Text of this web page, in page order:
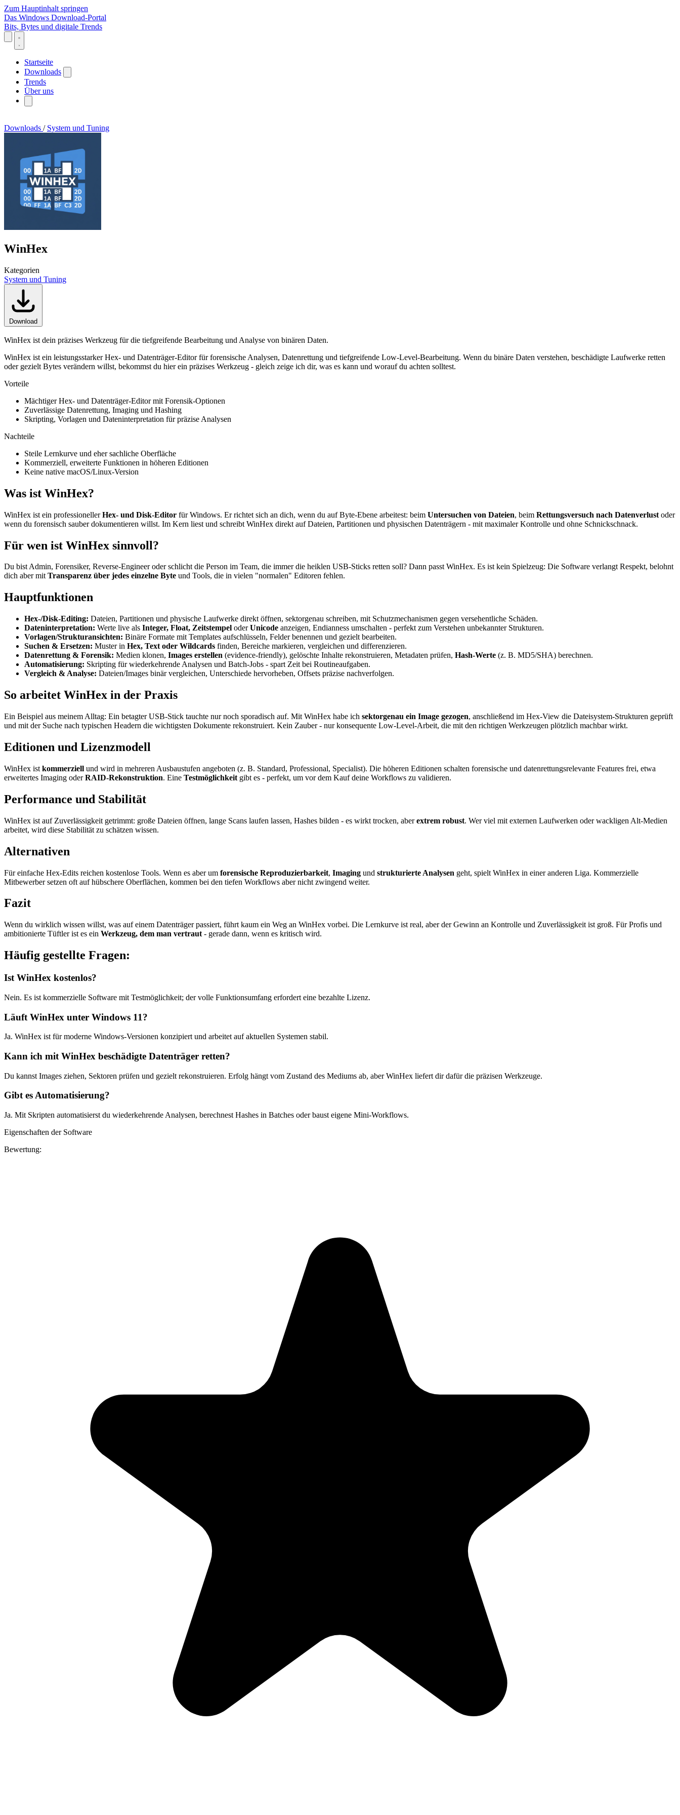
Zum Hauptinhalt springen
Das Windows Download-Portal
Bits, Bytes und digitale Trends
Startseite
Downloads
Trends
Über uns
Downloads / System und Tuning
WinHex
Kategorien
System und Tuning
Download
WinHex ist dein präzises Werkzeug für die tiefgreifende Bearbeitung und Analyse von binären Daten.
WinHex ist ein leistungsstarker Hex- und Datenträger-Editor für forensische Analysen, Datenrettung und tiefgreifende Low-Level-Bearbeitung. Wenn du binäre Daten verstehen, beschädigte Laufwerke retten
oder gezielt Bytes verändern willst, bekommst du hier ein präzises Werkzeug - gleich zeige ich dir, was es kann und worauf du achten solltest.
Vorteile
Mächtiger Hex- und Datenträger-Editor mit Forensik-Optionen
Zuverlässige Datenrettung, Imaging und Hashing
Skripting, Vorlagen und Dateninterpretation für präzise Analysen
Nachteile
Steile Lernkurve und eher sachliche Oberfläche
Kommerziell, erweiterte Funktionen in höheren Editionen
Keine native macOS/Linux-Version
Was ist WinHex?
WinHex ist ein professionellerHex- und Disk-Editor für Windows. Er richtet sich an dich, wenn du auf Byte-Ebene arbeitest: beim Untersuchen von Dateien, beim Rettungsversuch nach Datenverlust oder
wenn du forensisch sauber dokumentieren willst. Im Kern liest und schreibt WinHex direkt auf Dateien, Partitionen und physischen Datenträgern - mit maximaler Kontrolle und ohne Schnickschnack.
Für wen ist WinHex sinnvoll?
Du bist Admin, Forensiker, Reverse-Engineer oder schlicht die Person im Team, die immer die heiklen USB-Sticks retten soll? Dann passt WinHex. Es ist kein Spielzeug: Die Software verlangt Respekt, belohnt
dich aber mitTransparenz über jedes einzelne Byte und Tools, die in vielen "normalen" Editoren fehlen.
Hauptfunktionen
Hex-/Disk-Editing: Dateien, Partitionen und physische Laufwerke direkt öffnen, sektorgenau schreiben, mit Schutzmechanismen gegen versehentliche Schäden.
Dateninterpretation: Werte live als Integer, Float, Zeitstempel oderUnicode anzeigen, Endianness umschalten - perfekt zum Verstehen unbekannter Strukturen.
Vorlagen/Strukturansichten: Binäre Formate mit Templates aufschlüsseln, Felder benennen und gezielt bearbeiten.
Suchen & Ersetzen: Muster in Hex, Text oder Wildcards finden, Bereiche markieren, vergleichen und differenzieren.
Datenrettung & Forensik: Medien klonen, Images erstellen (evidence-friendly), gelöschte Inhalte rekonstruieren, Metadaten prüfen, Hash-Werte (z. B. MD5/SHA) berechnen.
Automatisierung: Skripting für wiederkehrende Analysen und Batch-Jobs - spart Zeit bei Routineaufgaben.
Vergleich & Analyse: Dateien/Images binär vergleichen, Unterschiede hervorheben, Offsets präzise nachverfolgen.
So arbeitet WinHex in der Praxis
Ein Beispiel aus meinem Alltag: Ein betagter USB-Stick tauchte nur noch sporadisch auf. Mit WinHex habe ich sektorgenau ein Image gezogen, anschließend im Hex-View die Dateisystem-Strukturen geprüft
und mit der Suche nach typischen Headern die wichtigsten Dokumente rekonstruiert. Kein Zauber - nur konsequente Low-Level-Arbeit, die mit den richtigen Werkzeugen plötzlich machbar wirkt.
Editionen und Lizenzmodell
WinHex ist kommerziell und wird in mehreren Ausbaustufen angeboten (z. B. Standard, Professional, Specialist). Die höheren Editionen schalten forensische und datenrettungsrelevante Features frei, etwa
erweitertes Imaging oderRAID-Rekonstruktion. Eine Testmöglichkeit gibt es - perfekt, um vor dem Kauf deine Workflows zu validieren.
Performance und Stabilität
WinHex ist auf Zuverlässigkeit getrimmt: große Dateien öffnen, lange Scans laufen lassen, Hashes bilden - es wirkt trocken, aberextrem robust. Wer viel mit externen Laufwerken oder wackligen Alt-Medien
arbeitet, wird diese Stabilität zu schätzen wissen.
Alternativen
Für einfache Hex-Edits reichen kostenlose Tools. Wenn es aber um forensische Reproduzierbarkeit, Imaging und strukturierte Analysen geht, spielt WinHex in einer anderen Liga. Kommerzielle
Mitbewerber setzen oft auf hübschere Oberflächen, kommen bei den tiefen Workflows aber nicht zwingend weiter.
Fazit
Wenn du wirklich wissen willst, was auf einem Datenträger passiert, führt kaum ein Weg an WinHex vorbei. Die Lernkurve ist real, aber der Gewinn an Kontrolle und Zuverlässigkeit ist groß. Für Profis und
ambitionierte Tüftler ist es ein Werkzeug, dem man vertraut - gerade dann, wenn es kritisch wird.
Häufig gestellte Fragen:
Ist WinHex kostenlos?
Nein. Es ist kommerzielle Software mit Testmöglichkeit; der volle Funktionsumfang erfordert eine bezahlte Lizenz.
Läuft WinHex unter Windows 11?
Ja. WinHex ist für moderne Windows-Versionen konzipiert und arbeitet auf aktuellen Systemen stabil.
Kann ich mit WinHex beschädigte Datenträger retten?
Du kannst Images ziehen, Sektoren prüfen und gezielt rekonstruieren. Erfolg hängt vom Zustand des Mediums ab, aber WinHex liefert dir dafür die präzisen Werkzeuge.
Gibt es Automatisierung?
Ja. Mit Skripten automatisierst du wiederkehrende Analysen, berechnest Hashes in Batches oder baust eigene Mini-Workflows.
Eigenschaften der Software
Bewertung: